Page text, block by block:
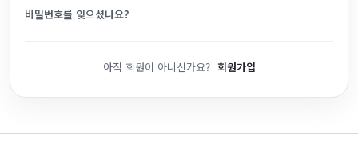
비밀번호를 잊으셨나요?
아직 회원이 아니신가요? 회원가입